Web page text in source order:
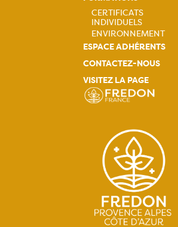
Navigation
principale
CERTIFICATS
INDIVIDUELS
ENVIRONNEMENT
ESPACE ADHÉRENTS
CONTACTEZ-NOUS
VISITEZ LA PAGE